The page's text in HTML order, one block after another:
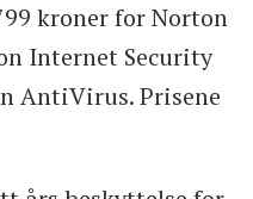
kroner for Norton
Internet Security
AntiVirus. Prisene